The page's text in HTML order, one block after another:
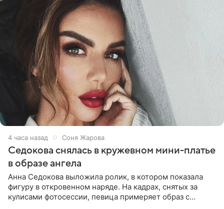
4 часа назад Соня Жарова
Седокова снялась в кружевном мини-платье
в образе ангела
Анна Седокова выложила ролик, в котором показала
фигуру в откровенном наряде. На кадрах, снятых за
кулисами фотосессии, певица примеряет образ с